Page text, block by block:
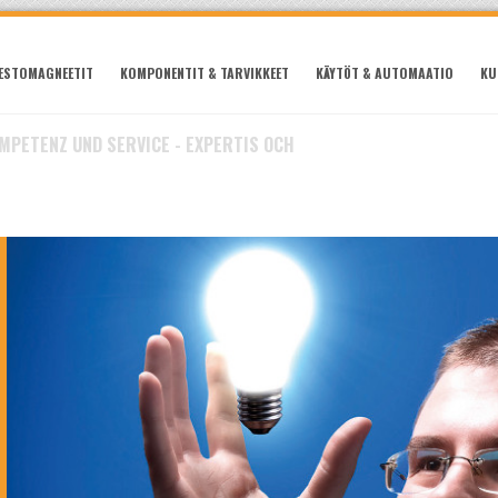
KOMPONENTIT & TARVIKKEET KÄYTÖT & AUTOMAATIO
UND SERVICE - EXPERTIS OCH